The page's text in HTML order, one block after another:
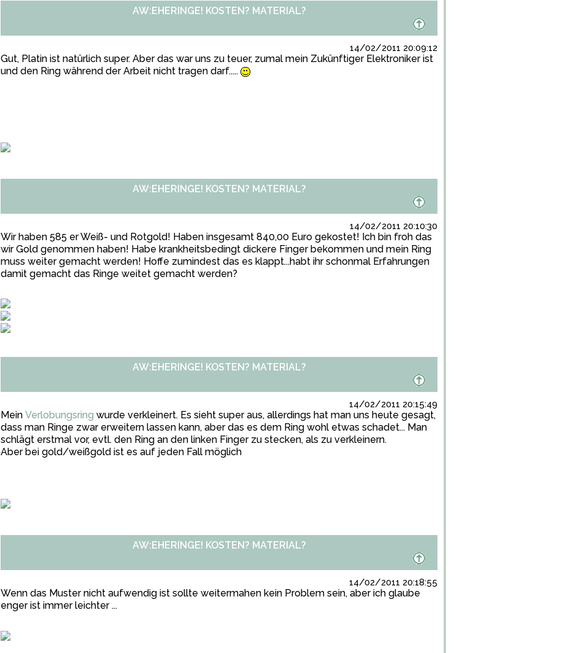
AW:EHERINGE! KOSTEN? MATERIAL?
14/02/2011 20:09:12
Gut, Platin ist natürlich super. Aber das war uns zu teuer, zumal mein Zukünftiger Elektroniker ist
und den Ring während der Arbeit nicht tragen darf.....
AW:EHERINGE! KOSTEN? MATERIAL?
14/02/2011 20:10:30
Wir haben 585 er Weiß- und Rotgold! Haben insgesamt 840,00 Euro gekostet! Ich bin froh das
wir Gold genommen haben! Habe krankheitsbedingt dickere Finger bekommen und mein Ring
muss weiter gemacht werden! Hoffe zumindest das es klappt...habt ihr schonmal Erfahrungen
damit gemacht das Ringe weitet gemacht werden?
AW:EHERINGE! KOSTEN? MATERIAL?
14/02/2011 20:15:49
Mein Verlobungsring wurde verkleinert. Es sieht super aus, allerdings hat man uns heute gesagt,
dass man Ringe zwar erweitern lassen kann, aber das es dem Ring wohl etwas schadet... Man
schlägt erstmal vor, evtl. den Ring an den linken Finger zu stecken, als zu verkleinern.
Aber bei gold/weißgold ist es auf jeden Fall möglich
AW:EHERINGE! KOSTEN? MATERIAL?
14/02/2011 20:18:55
Wenn das Muster nicht aufwendig ist sollte weitermahen kein Problem sein, aber ich glaube
enger ist immer leichter ...